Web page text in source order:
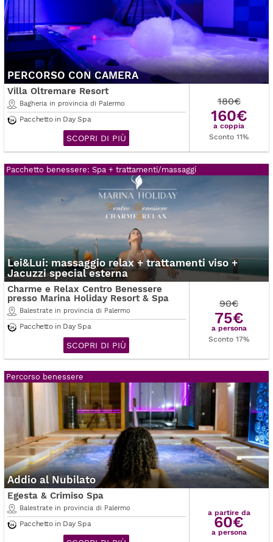
PERCORSO CON CAMERA
Villa Oltremare Resort
Bagheria in provincia di Palermo
Pacchetto in Day Spa
SCOPRI DI PIÙ
180€
160€
a coppia
Sconto 11%
Pacchetto benessere: Spa + trattamenti/massaggi
Lei&Lui: massaggio relax + trattamenti viso +
Jacuzzi special esterna
Charme e Relax Centro Benessere
presso Marina Holiday Resort & Spa
Balestrate in provincia di Palermo
Pacchetto in Day Spa
SCOPRI DI PIÙ
90€
75€
a persona
Sconto 17%
Percorso benessere
Addio al Nubilato
Egesta & Crimiso Spa
Balestrate in provincia di Palermo
Pacchetto in Day Spa
a partire da
60€
a persona